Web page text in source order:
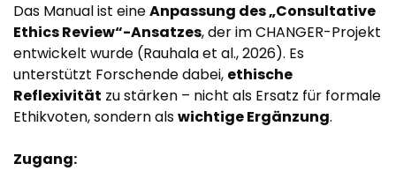
Das Manual ist eineAnpassung des „Consultative
Ethics Review“-Ansatzes, der im CHANGER-Projekt
entwickelt wurde (Rauhala et al., 2026). Es
unterstützt Forschende dabei, ethische
Reflexivität zu stärken – nicht als Ersatz für formale
Ethikvoten, sondern alswichtige Ergänzung.
Zugang: